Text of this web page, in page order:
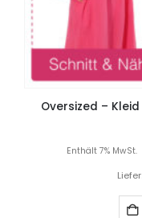
Oversized – Kleid
Enthält 7% MwSt.